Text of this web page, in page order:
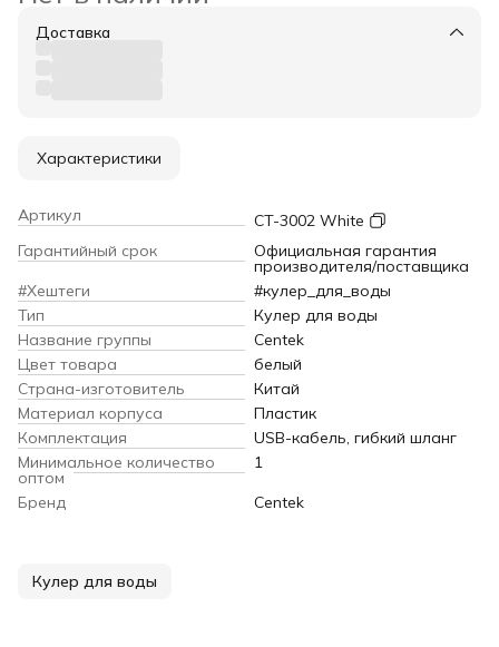
Доставка
Характеристики
Артикул
CT-3002 White
Гарантийный срок
Официальная гарантия
производителя/поставщика
#Хештеги
#кулер_для_воды
Тип
Кулер для воды
Название группы
Centek
Цвет товара
белый
Страна-изготовитель
Китай
Материал корпуса
Пластик
Комплектация
USB-кабель, гибкий шланг
Минимальное количество
оптом
1
Бренд
Centek
Кулер для воды